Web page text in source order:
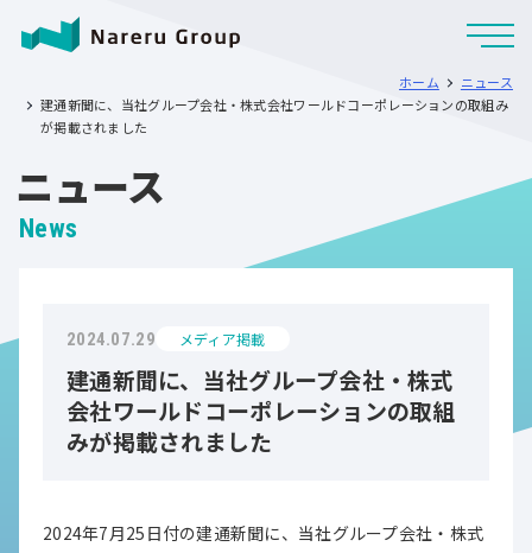
ホーム
ニュース
建通新聞に、当社グループ会社・株式会社ワールドコーポレーションの取組み
が掲載されました
ニュース
News
2024.07.29 メディア掲載
建通新聞に、当社グループ会社・株式
会社ワールドコーポレーションの取組
みが掲載されました
2024年7月25日付の建通新聞に、当社グループ会社・株式